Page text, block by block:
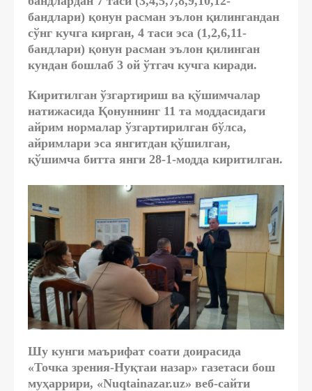
бандлари) қонун расман эълон қилингандан
сўнг кучга кирган, 4 таси эса (1,2,6,11-
бандлари) қонун расман эълон қилинган
кундан бошлаб 3 ой ўтгач кучга киради.
Киритилган ўзгартириш ва қўшимчалар
натижасида Қонуннинг 11 та моддасидаги
айрим нормалар ўзгартирилган бўлса,
айримлари эса янгитдан қўшилган,
қўшимча битта янги 28-1-модда киритилган.
Шу кунги маърифат соати доирасида
«Точка зрения-Нуқтаи назар» газетаси бош
муҳаррири, «Nuqtainazar.uz» веб-сайти